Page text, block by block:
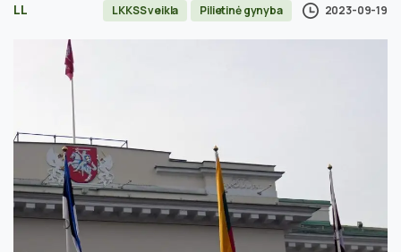
LL LKKSS veikla Pilietinė gynyba 2023-09-19